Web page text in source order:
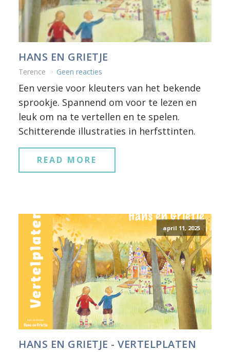
HANS EN GRIETJE
Terence Geen reacties
Een versie voor kleuters van het bekende
sprookje. Spannend om voor te lezen en
leuk om na te vertellen en te spelen.
Schitterende illustraties in herfsttinten.
READ MORE
april 11, 2025
HANS EN GRIETJE - VERTELPLATEN